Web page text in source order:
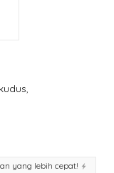
yang lebih cepat!